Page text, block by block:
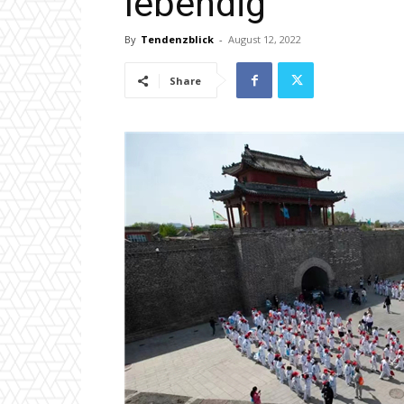
By Tendenzblick - August 12, 2022
Share